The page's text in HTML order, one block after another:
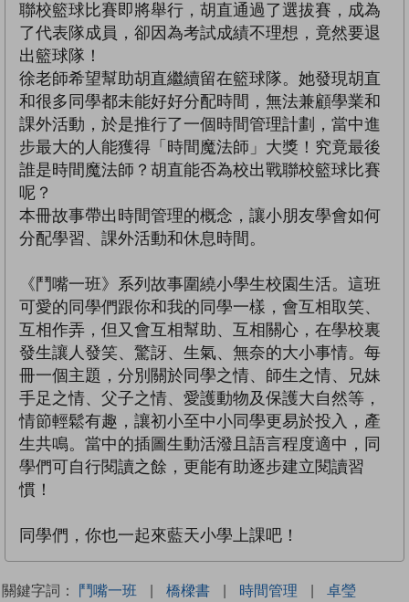
聯校籃球比賽即將舉行，胡直通過了選拔賽，成為
了代表隊成員，卻因為考試成績不理想，竟然要退
出籃球隊！
徐老師希望幫助胡直繼續留在籃球隊。她發現胡直
和很多同學都未能好好分配時間，無法兼顧學業和
課外活動，於是推行了一個時間管理計劃，當中進
步最大的人能獲得「時間魔法師」大獎！究竟最後
誰是時間魔法師？胡直能否為校出戰聯校籃球比賽
呢？
本冊故事帶出時間管理的概念，讓小朋友學會如何
分配學習、課外活動和休息時間。
《鬥嘴一班》系列故事圍繞小學生校園生活。這班
可愛的同學們跟你和我的同學一樣，會互相取笑、
互相作弄，但又會互相幫助、互相關心，在學校裏
發生讓人發笑、驚訝、生氣、無奈的大小事情。每
冊一個主題，分別關於同學之情、師生之情、兄妹
手足之情、父子之情、愛護動物及保護大自然等，
情節輕鬆有趣，讓初小至中小同學更易於投入，產
生共鳴。當中的插圖生動活潑且語言程度適中，同
學們可自行閱讀之餘，更能有助逐步建立閱讀習
慣！
同學們，你也一起來藍天小學上課吧！
關鍵字詞： 鬥嘴一班 | 橋樑書 | 時間管理 | 卓瑩